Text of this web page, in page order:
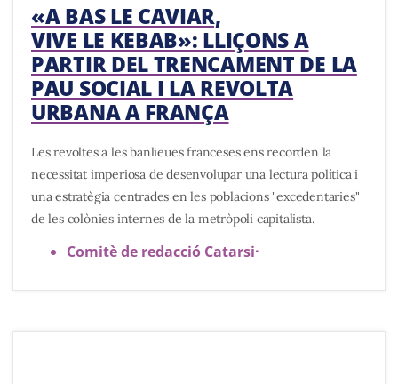
«A BAS LE CAVIAR,
VIVE LE KEBAB»: LLIÇONS A
PARTIR DEL TRENCAMENT DE LA
PAU SOCIAL I LA REVOLTA
URBANA A FRANÇA
Les revoltes a les banlieues franceses ens recorden la
necessitat imperiosa de desenvolupar una lectura política i
una estratègia centrades en les poblacions "excedentaries"
de les colònies internes de la metròpoli capitalista.
Comitè de redacció Catarsi·